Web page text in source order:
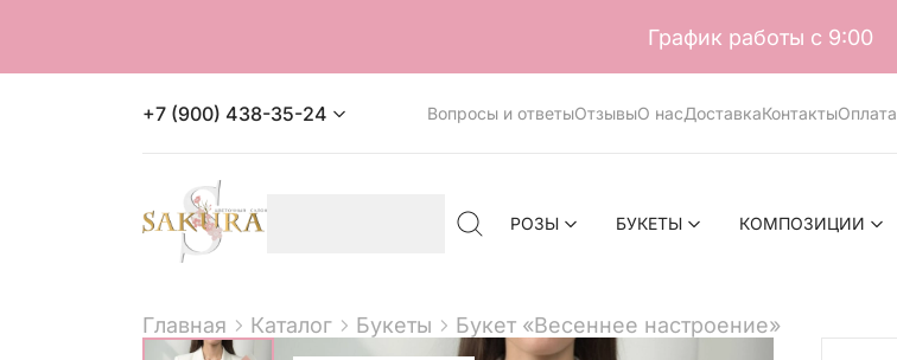
График работы с 9:00
+7 (900) 438-35-24 Вопросы и ответыОтзывыО насДоставкаКонтактыОплата
РОЗЫ БУКЕТЫ КОМПОЗИЦИИ
Главная Каталог Букеты Букет «Весеннее настроение»